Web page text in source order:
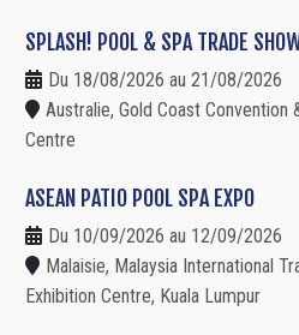
SPLASH! POOL & SPA TRADE
Du 18/08/2026 au 21/08/2026
Australie, Gold Coast Convention
Centre
ASEAN PATIO POOL SPA EXPO
Du 10/09/2026 au 12/09/2026
Malaisie, Malaysia International
Exhibition Centre, Kuala Lumpur